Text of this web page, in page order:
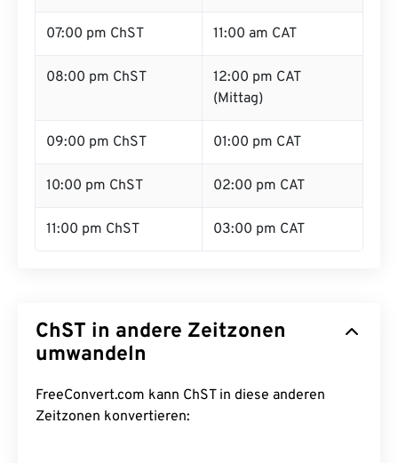
07:00 pm ChST 11:00 am CAT
08:00 pm ChST
12:00 pm CAT
(Mittag)
09:00 pm ChST 01:00 pm CAT
10:00 pm ChST 02:00 pm CAT
11:00 pm ChST 03:00 pm CAT
ChST in andere Zeitzonen
umwandeln
FreeConvert.com kann ChST in diese anderen
Zeitzonen konvertieren: